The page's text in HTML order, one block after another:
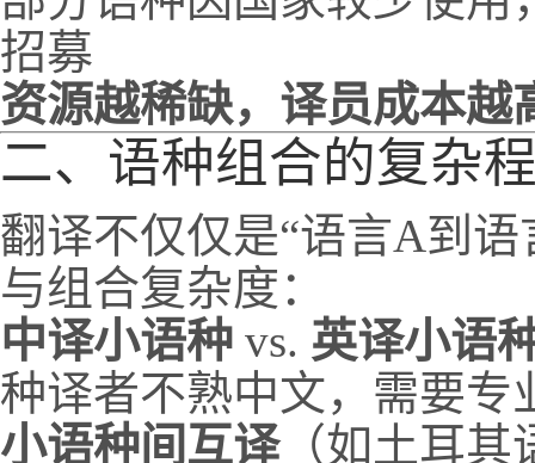
招募
资源越稀缺，译员成本越
二、语种组合的复杂
翻译不仅仅是“语言A到
与组合复杂度：
中译小语种 vs. 英译小语
种译者不熟中文，需要专
小语种间互译（如土耳其